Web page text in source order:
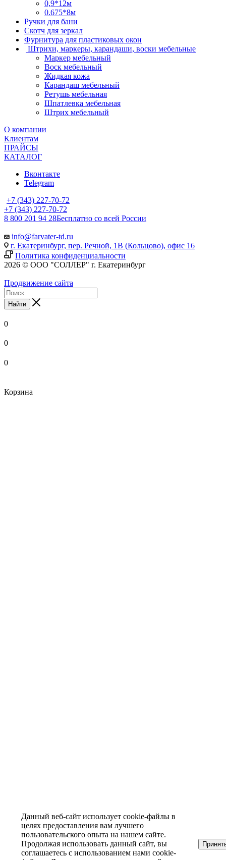
0,9*12м
0.675*8м
Ручки для бани
Скотч для зеркал
Фурнитура для пластиковых окон
Штрихи, маркеры, карандаши, воски мебельные
Маркер мебельный
Воск мебельный
Жидкая кожа
Карандаш мебельный
Ретушь мебельная
Шпатлевка мебельная
Штрих мебельный
О компании
Клиентам
ПРАЙСЫ
КАТАЛОГ
Вконтакте
Telegram
+7 (343) 227-70-72
+7 (343) 227-70-72
8 800 201 94 28Бесплатно со всей России
info@farvater-td.ru
г. Екатеринбург, пер. Речной, 1В (Кольцово), офис 16
Политика конфиденциальности
2026 © ООО "СОЛЛЕР" г. Екатеринбург
Продвижение сайта
Найти
0
0
0
Корзина
Данный веб-сайт использует cookie-файлы в
целях предоставления вам лучшего
пользовательского опыта на нашем сайте.
Продолжая использовать данный сайт, вы
соглашаетесь с использованием нами cookie-